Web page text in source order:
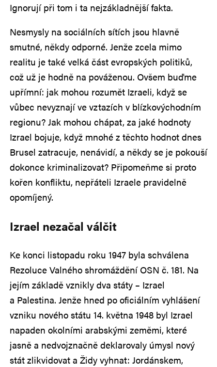
Ignorují při tom i ta nejzákladnější fakta.
Nesmysly na sociálních sítích jsou hlavně
smutné, někdy odporné. Jenže zcela mimo
realitu je také velká část evropských politiků,
což už je hodně na pováženou. Ovšem buďme
upřímní: jak mohou rozumět Izraeli, když se
vůbec nevyznají ve vztazích v blízkovýchodním
regionu? Jak mohou chápat, za jaké hodnoty
Izrael bojuje, když mnohé z těchto hodnot dnes
Brusel zatracuje, nenávidí, a někdy se je pokouší
dokonce kriminalizovat? Připomeňme si proto
kořen konfliktu, nepřáteli Izraele pravidelně
opomíjený.
Izrael nezačal válčit
Ke konci listopadu roku 1947 byla schválena
Rezoluce Valného shromáždění OSN č. 181. Na
jejím základě vznikly dva státy – Izrael
a Palestina. Jenže hned po oficiálním vyhlášení
vzniku nového státu 14. května 1948 byl Izrael
napaden okolními arabskými zeměmi, které
jasně a nedvojznačně deklarovaly úmysl nový
stát zlikvidovat a Židy vyhnat: Jordánskem,